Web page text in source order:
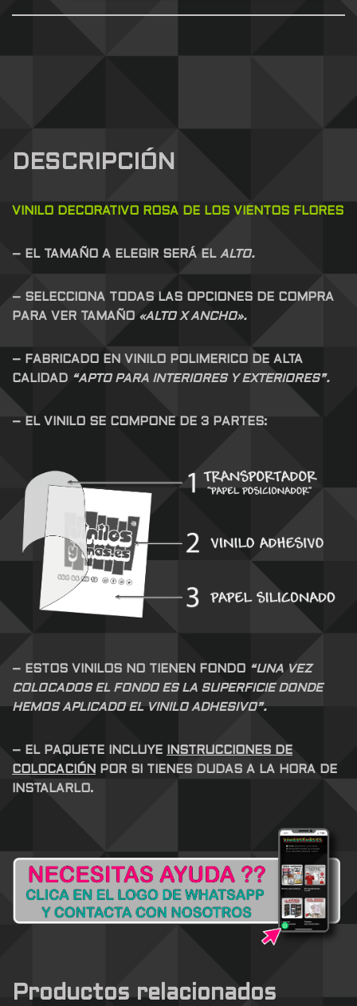
DESCRIPCIÓN
VINILO DECORATIVO ROSA DE LOS VIENTOS FLORES
– EL TAMAÑO A ELEGIR SERÁ EL ALTO.
– SELECCIONA TODAS LAS OPCIONES DE COMPRA
PARA VER TAMAÑO «ALTO X ANCHO».
– FABRICADO EN VINILO POLIMERICO DE ALTA
CALIDAD “APTO PARA INTERIORES Y EXTERIORES”.
– EL VINILO SE COMPONE DE 3 PARTES:
– ESTOS VINILOS NO TIENEN FONDO
“UNA VEZ
COLOCADOS EL FONDO ES LA SUPERFICIE DONDE
HEMOS APLICADO EL VINILO ADHESIVO”.
– EL PAQUETE INCLUYE
INSTRUCCIONES DE
COLOCACIÓN
POR SI TIENES DUDAS A LA HORA DE
INSTALARLO.
Productos relacionados